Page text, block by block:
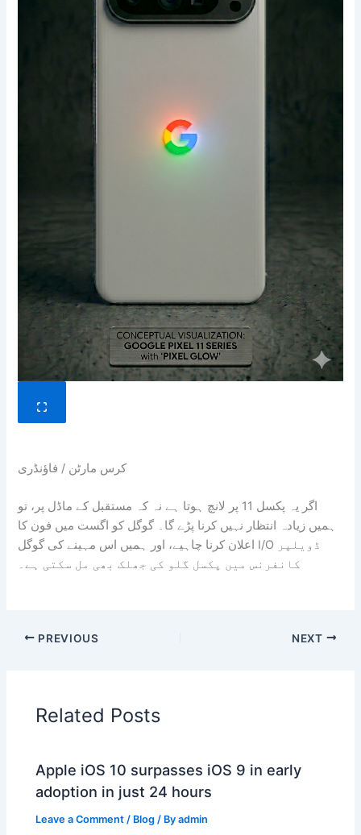
کرس مارٹن / فاؤنڈری
اگر یہ پکسل 11 پر لانچ ہوتا ہے نہ کہ مستقبل کے ماڈل پر، تو
ہمیں زیادہ انتظار نہیں کرنا پڑے گا۔ گوگل کو اگست میں فون کا
اعلان کرنا چاہیے، اور ہمیں اس مہینے کی گوگل I/O ڈویلپر
کانفرنس میں پکسل گلو کی جھلک بھی مل سکتی ہے۔
PREVIOUS NEXT
Related Posts
Apple iOS 10 surpasses iOS 9 in early
adoption in just 24 hours
Leave a Comment / Blog / Byadmin